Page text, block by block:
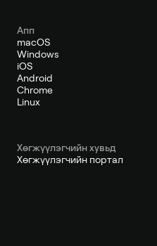
Апп
macOS
Windows
iOS
Android
Chrome
Linux
Хөгжүүлэгчийн хувьд
Хөгжүүлэгчийн портал